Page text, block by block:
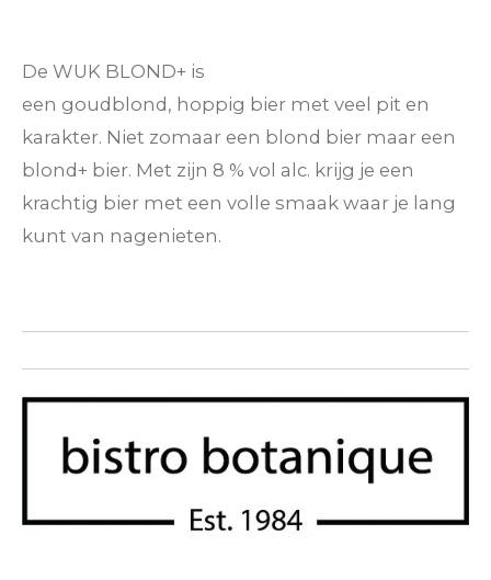
De WUK BLOND+ is
een goudblond, hoppig bier met veel pit en
karakter. Niet zomaar een blond bier maar een
blond+ bier. Met zijn 8 % vol alc. krijg je een
krachtig bier met een volle smaak waar je lang
kunt van nagenieten.